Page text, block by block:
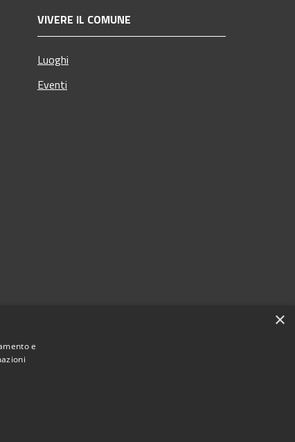
VIVERE IL COMUNE
Luoghi
Eventi
Imerese • Powered by
×
e